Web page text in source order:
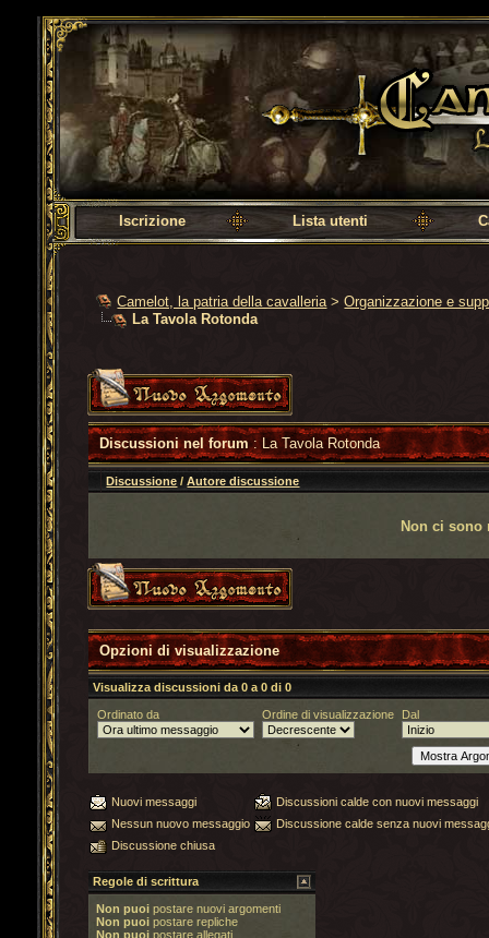
Camelot, la patria della cavalleria
Iscrizione Lista utenti
Camelot, la patria della cavalleria >Organizzazione e
La Tavola Rotonda
Discussioni nel forum: La Tavola Rotonda
Discussione /Autore discussione
Non ci sono
Opzioni di visualizzazione
Visualizza discussioni da 0 a 0 di 0
Ordinato da Ordine di visualizzazione Dal
Nuovi messaggi
Discussioni calde con nuovi messaggi
Nessun nuovo messaggio
Discussione calde senza nuovi
Discussione chiusa
Regole di scrittura
Non puoi postare nuovi argomenti
Non puoi postare repliche
Non puoi postare allegati